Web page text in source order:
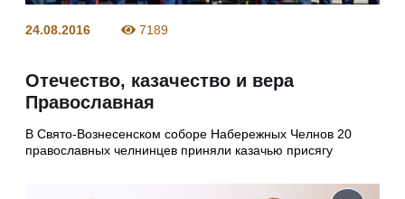
24.08.2016 7189
Отечество, казачество и вера
Православная
В Свято-Вознесенском соборе Набережных Челнов 20
православных челнинцев приняли казачью присягу